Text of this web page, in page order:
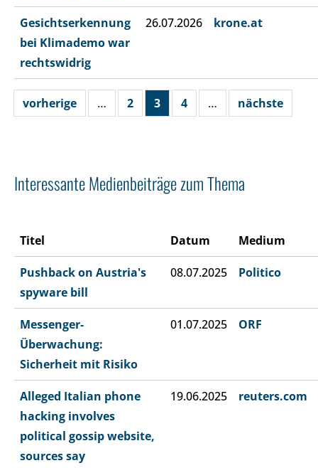
Gesichtserkennung
bei Klimademo war
rechtswidrig
26.07.2026 krone.at
vorherige … 2 3 4 … nächste
Interessante Medienbeiträge zum Thema
Titel Datum Medium
Pushback on Austria's
spyware bill
08.07.2025 Politico
Messenger-
Überwachung:
Sicherheit mit Risiko
01.07.2025 ORF
Alleged Italian phone
hacking involves
political gossip website,
sources say
19.06.2025 reuters.com